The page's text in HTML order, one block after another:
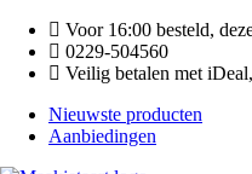
naar
Voor 16:00 besteld,
0229-504560
Veilig betalen met
Nieuwste producten
Aanbiedingen